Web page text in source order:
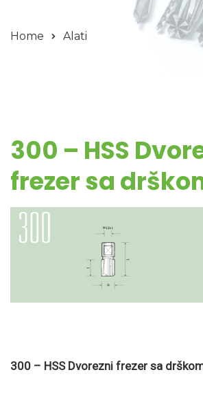
Home Alati
300 – HSS
frezer sa
300 – HSS Dvorezni frezer sa